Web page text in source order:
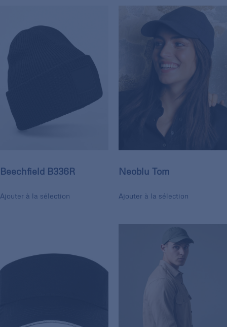
Beechfield B336R
Ajouter à la sélection
Neoblu Tom
Ajouter à la sélection